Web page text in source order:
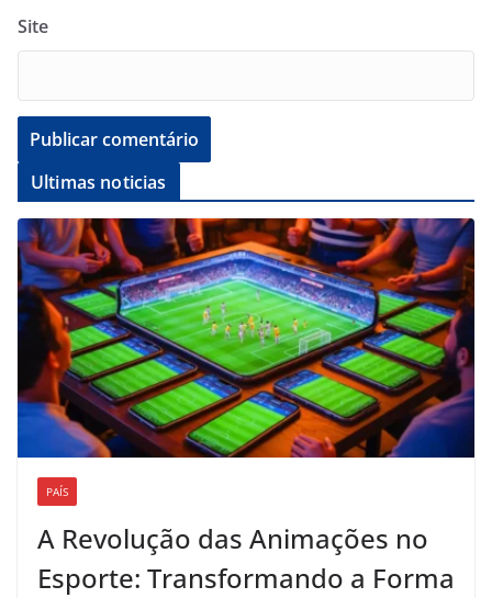
Site
Ultimas noticias
PAÍS
A Revolução das Animações no
Esporte: Transformando a Forma